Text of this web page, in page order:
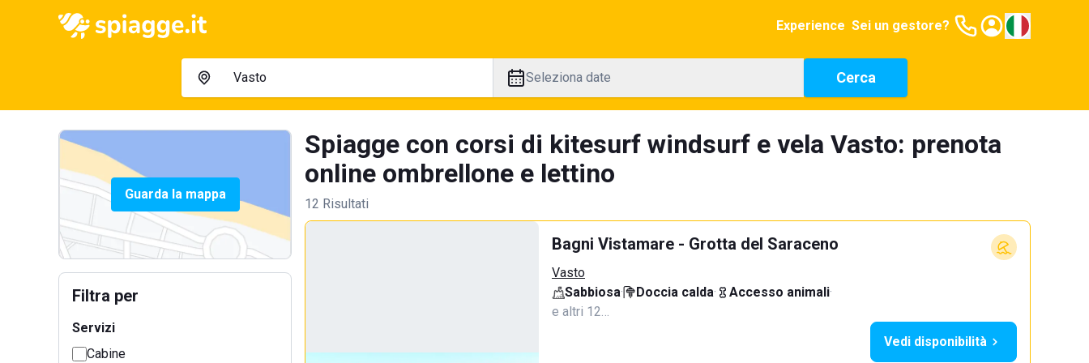
Experience Sei un gestore?
Seleziona date Cerca
Guarda la mappa
Filtra per
Servizi
Cabine
Spiagge con corsi di kitesurf windsurf e vela Vasto: prenota
online ombrellone e lettino
12 Risultati
Bagni Vistamare - Grotta del Saraceno
Vasto
Sabbiosa· Doccia calda· Accesso animali·
e altri 12…
Vedi disponibilità